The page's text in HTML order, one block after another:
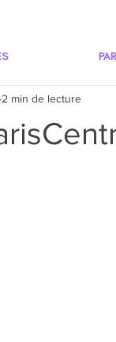
2 min de lecture